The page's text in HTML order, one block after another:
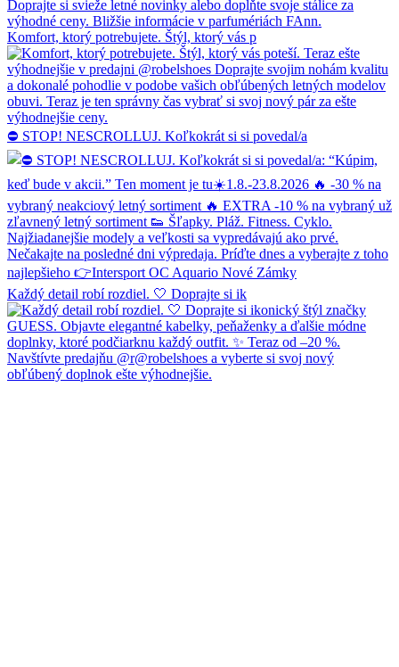
Komfort, ktorý potrebujete. Štýl, ktorý vás p
⛔ STOP! NESCROLLUJ. Koľkokrát si si povedal/a
Každý detail robí rozdiel. 🤍 Doprajte si ik